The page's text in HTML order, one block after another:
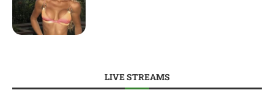
LIVE STREAMS